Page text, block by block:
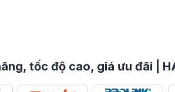
tốc độ cao, giá ưu đãi |